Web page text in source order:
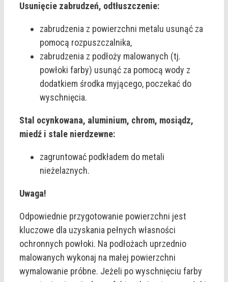
Usunięcie zabrudzeń, odtłuszczenie:
zabrudzenia z powierzchni metalu usunąć za
pomocą rozpuszczalnika,
zabrudzenia z podłoży malowanych (tj.
powłoki farby) usunąć za pomocą wody z
dodatkiem środka myjącego, poczekać do
wyschnięcia.
Stal ocynkowana, aluminium, chrom, mosiądz,
miedź i stale nierdzewne:
zagruntować podkładem do metali
nieżelaznych.
Uwaga!
Odpowiednie przygotowanie powierzchni jest
kluczowe dla uzyskania pełnych własności
ochronnych powłoki. Na podłożach uprzednio
malowanych wykonaj na małej powierzchni
wymalowanie próbne. Jeżeli po wyschnięciu farby